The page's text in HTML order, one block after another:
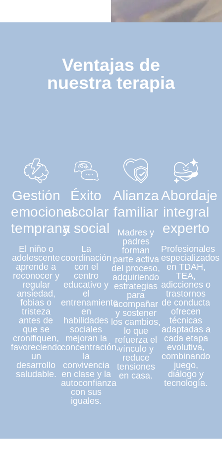
Ventajas de
nuestra terapia
Gestión
emocional
temprana
El niño o
adolescente
aprende a
reconocer y
regular
ansiedad,
fobias o
tristeza
antes de
que se
cronifiquen,
favoreciendo
un
desarrollo
saludable.
Éxito
escolar
y social
La
coordinación
con el
centro
educativo y
el
entrenamiento
en
habilidades
sociales
mejoran la
concentración,
la
convivencia
en clase y la
autoconfianza
con sus
iguales.
Alianza
familiar
Madres y
padres
forman
parte activa
del proceso,
adquiriendo
estrategias
para
acompañar
y sostener
los cambios,
lo que
refuerza el
vínculo y
reduce
tensiones
en casa.
Abordaje
integral
experto
Profesionales
especializados
en TDAH,
TEA,
adicciones o
trastornos
de conducta
ofrecen
técnicas
adaptadas a
cada etapa
evolutiva,
combinando
juego,
diálogo y
tecnología.